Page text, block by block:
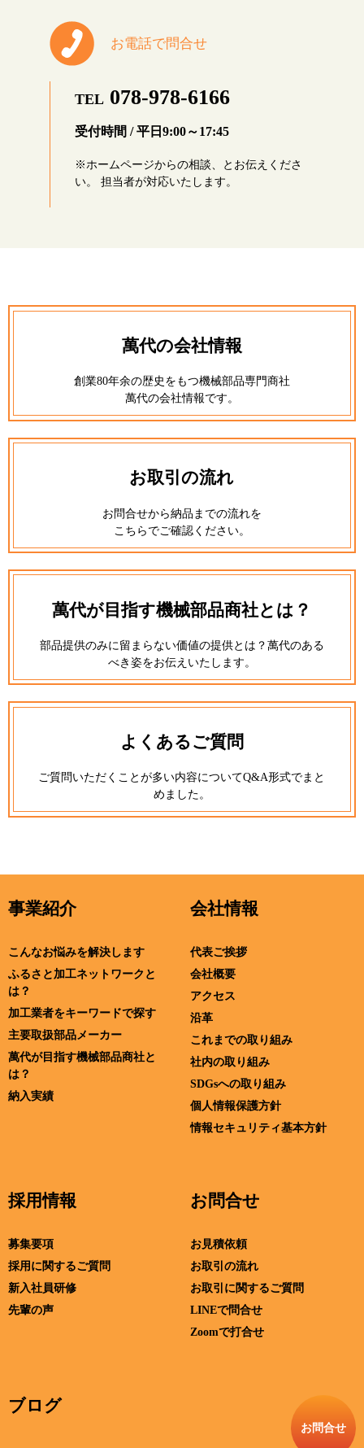
お電話で問合せ
TEL078-978-6166
受付時間 / 平日9:00～17:45
※ホームページからの相談、とお伝えくださ
い。 担当者が対応いたします。
萬代の会社情報
創業80年余の歴史をもつ機械部品専門商社
萬代の会社情報です。
お取引の流れ
お問合せから納品までの流れを
こちらでご確認ください。
萬代が目指す機械部品商社とは？
部品提供のみに留まらない価値の提供とは？萬代のある
べき姿をお伝えいたします。
よくあるご質問
ご質問いただくことが多い内容についてQ&A形式でまと
めました。
事業紹介
こんなお悩みを解決します
ふるさと加工ネットワークと
は？
加工業者をキーワードで探す
主要取扱部品メーカー
萬代が目指す機械部品商社と
は？
納入実績
会社情報
代表ご挨拶
会社概要
アクセス
沿革
これまでの取り組み
社内の取り組み
SDGsへの取り組み
個人情報保護方針
情報セキュリティ基本方針
採用情報
募集要項
採用に関するご質問
新入社員研修
先輩の声
お問合せ
お見積依頼
お取引の流れ
お取引に関するご質問
LINEで問合せ
Zoomで打合せ
ブログ
お問合せ